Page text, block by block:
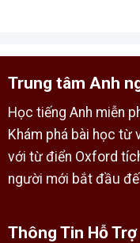
Trung tâm Anh
Học tiếng Anh miễn
Khám phá bài học từ
với từ điển Oxford
người mới bắt đầu
Thông Tin Hỗ Trợ